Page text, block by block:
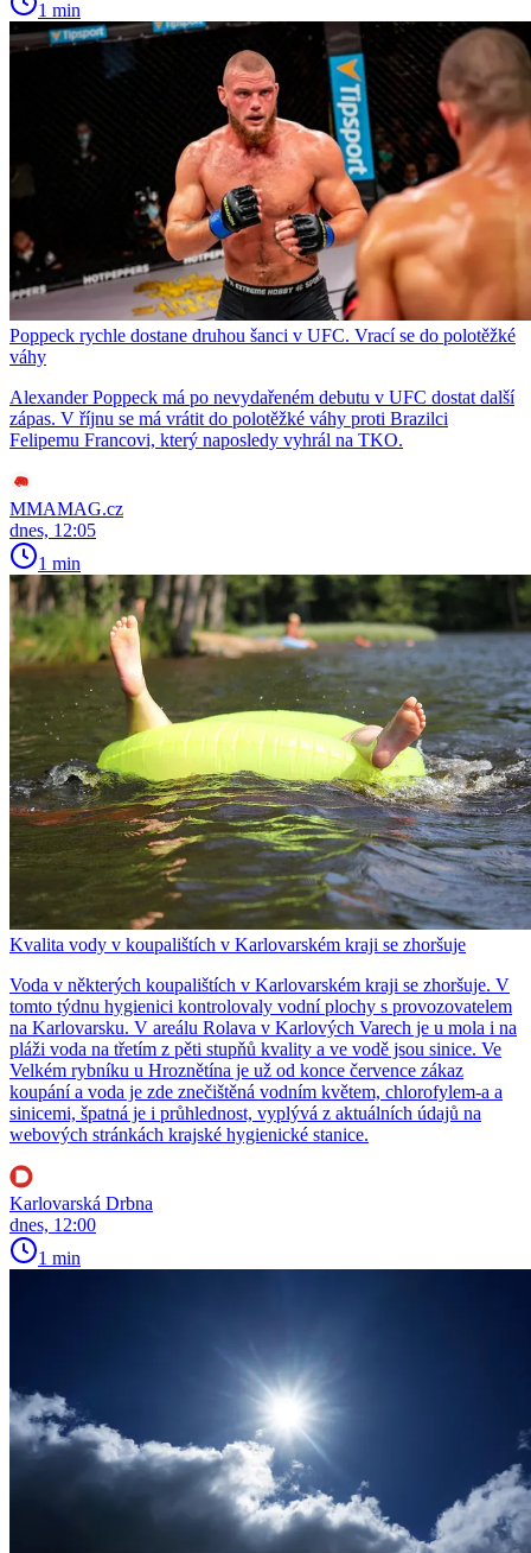
1 min
Poppeck rychle dostane druhou šanci v UFC. Vrací se do polotěžké
váhy
Alexander Poppeck má po nevydařeném debutu v UFC dostat další
zápas. V říjnu se má vrátit do polotěžké váhy proti Brazilci
Felipemu Francovi, který naposledy vyhrál na TKO.
MMAMAG.cz
dnes, 12:05
1 min
Kvalita vody v koupalištích v Karlovarském kraji se zhoršuje
Voda v některých koupalištích v Karlovarském kraji se zhoršuje. V
tomto týdnu hygienici kontrolovaly vodní plochy s provozovatelem
na Karlovarsku. V areálu Rolava v Karlových Varech je u mola i na
pláži voda na třetím z pěti stupňů kvality a ve vodě jsou sinice. Ve
Velkém rybníku u Hroznětína je už od konce července zákaz
koupání a voda je zde znečištěná vodním květem, chlorofylem-a a
sinicemi, špatná je i průhlednost, vyplývá z aktuálních údajů na
webových stránkách krajské hygienické stanice.
Karlovarská Drbna
dnes, 12:00
1 min